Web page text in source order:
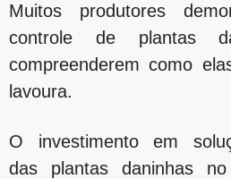
Muitos produtores
controle de plantas
compreenderem como
lavoura.
O investimento em
das plantas daninhas